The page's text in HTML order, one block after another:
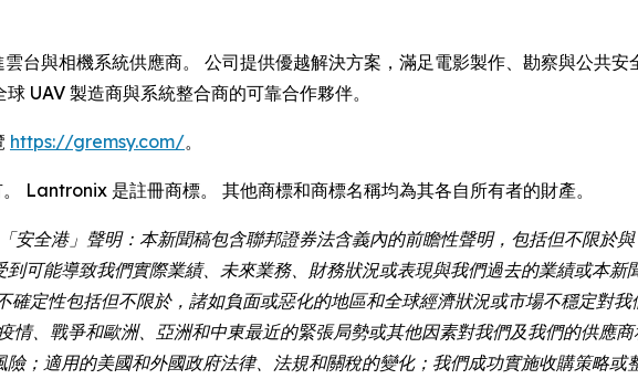
台與相機系統供應商。 公司提供優越解決方案，滿足電影製作、勘察與公共
UAV 製造商與系統整合商的可靠合作夥伴。
https://gremsy.com/。
Lantronix 是註冊商標。 其他商標和商標名稱均為其各自所有者的財產。
安全港」聲明：本新聞稿包含聯邦證券法含義內的前瞻性聲明，包括但不限於
可能導致我們實際業績、未來業務、財務狀況或表現與我們過去的業績或本
確定性包括但不限於，諸如負面或惡化的地區和全球經濟狀況或市場不穩定對
情、戰爭和歐洲、亞洲和中東最近的緊張局勢或其他因素對我們及我們的供應
；適用的美國和外國政府法律、法規和關稅的變化；我們成功實施收購策略